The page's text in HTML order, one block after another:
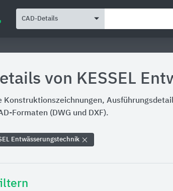
CAD-Details
von KESSEL
Konstruktionszeichnungen,
Formaten (DWG und DXF).
Entwässerungstechnik